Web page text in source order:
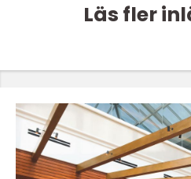
Läs fler